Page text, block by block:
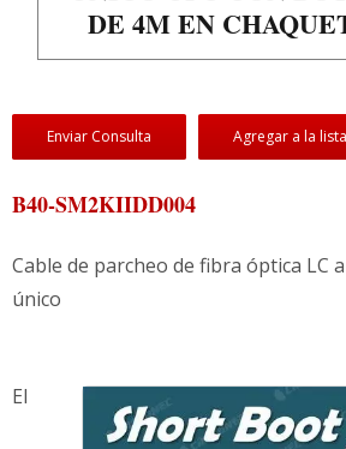
DE 4M EN
Enviar Consulta Agregar a la lista
B40-SM2KIIDD004
Cable de parcheo de fibra óptica LC
único
El